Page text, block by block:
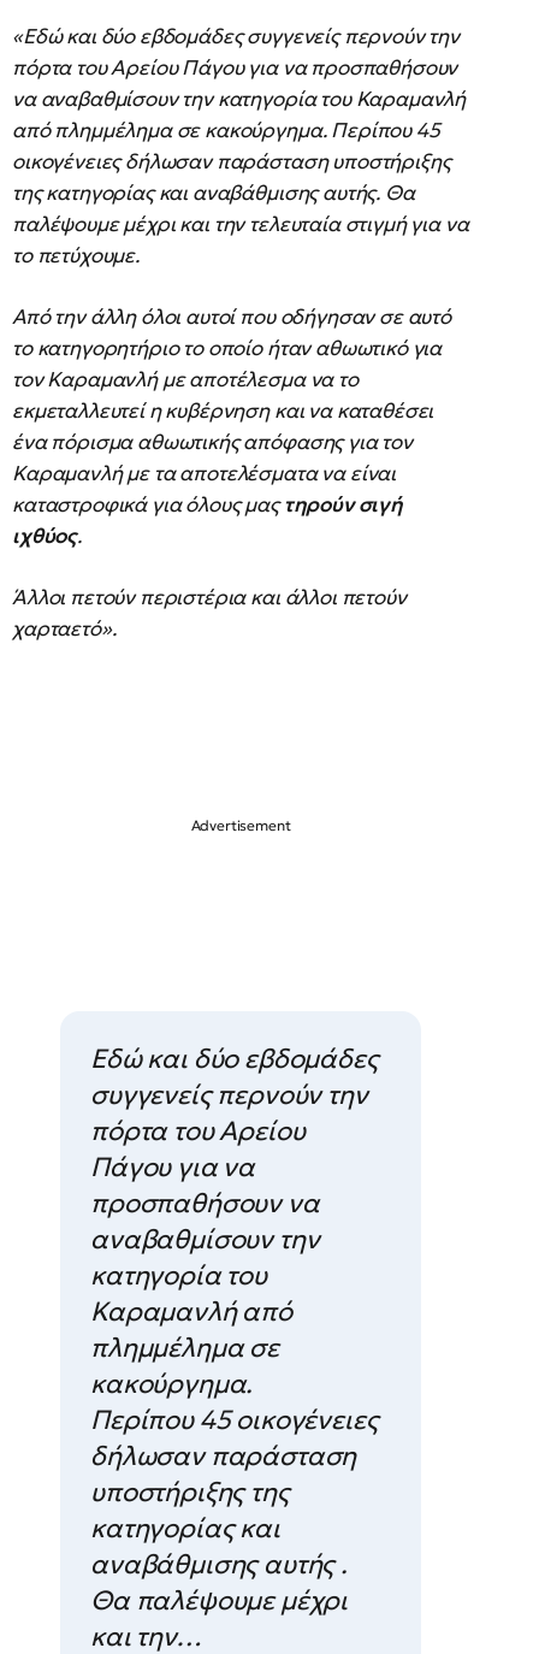
«Εδώ και δύο εβδομάδες συγγενείς περνούν την
πόρτα του Αρείου Πάγου για να προσπαθήσουν
να αναβαθμίσουν την κατηγορία του Καραμανλή
από πλημμέλημα σε κακούργημα. Περίπου 45
οικογένειες δήλωσαν παράσταση υποστήριξης
της κατηγορίας και αναβάθμισης αυτής. Θα
παλέψουμε μέχρι και την τελευταία στιγμή για να
το πετύχουμε.
Από την άλλη όλοι αυτοί που οδήγησαν σε αυτό
το κατηγορητήριο το οποίο ήταν αθωωτικό για
τον Καραμανλή με αποτέλεσμα να το
εκμεταλλευτεί η κυβέρνηση και να καταθέσει
ένα πόρισμα αθωωτικής απόφασης για τον
Καραμανλή με τα αποτελέσματα να είναι
καταστροφικά για όλους μαςτηρούν σιγή
ιχθύος.
Άλλοι πετούν περιστέρια και άλλοι πετούν
χαρταετό».
Εδώ και δύο εβδομάδες
συγγενείς περνούν την
πόρτα του Αρείου
Πάγου για να
προσπαθήσουν να
αναβαθμίσουν την
κατηγορία του
Καραμανλή από
πλημμέλημα σε
κακούργημα.
Περίπου 45 οικογένειες
δήλωσαν παράσταση
υποστήριξης της
κατηγορίας και
αναβάθμισης αυτής .
Θα παλέψουμε μέχρι
και την…